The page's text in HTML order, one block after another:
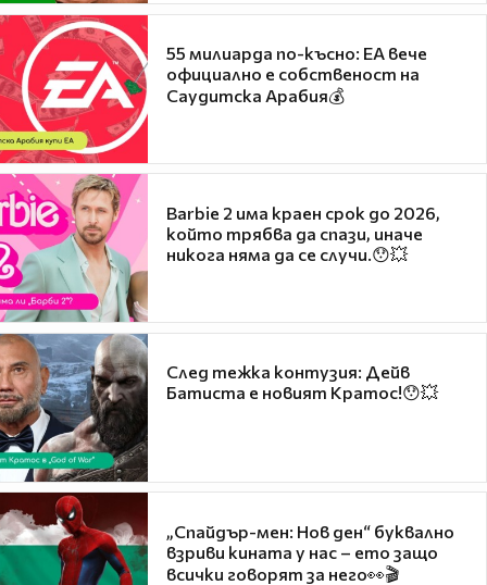
55 милиарда по-късно: EA вече
официално е собственост на
Саудитска Арабия💰
Barbie 2 има краен срок до 2026,
който трябва да спази, иначе
никога няма да се случи.😯💥
След тежка контузия: Дейв
Батиста е новият Кратос!😯💥
„Спайдър-мен: Нов ден“ буквално
взриви кината у нас – ето защо
всички говорят за него👀🎬